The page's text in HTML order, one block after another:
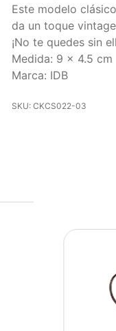
Este modelo
da un toque
¡No te quedes sin
Medida: 9 x 4.5 cm
Marca: IDB
SKU: CKCS022-03